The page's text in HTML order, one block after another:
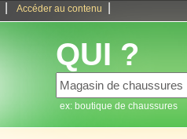
Accéder au contenu
QUI ?
ex: boutique de chaussures